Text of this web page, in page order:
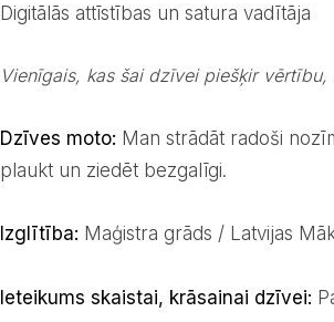
Digitālās attīstības un satura vadītāja
Vienīgais, kas šai dzīvei piešķir
Dzīves moto: Man strādāt radoši
plaukt un ziedēt bezgalīgi.
Izglītība: Maģistra grāds / Latvijas
Ieteikums skaistai, krāsainai dzīvei: